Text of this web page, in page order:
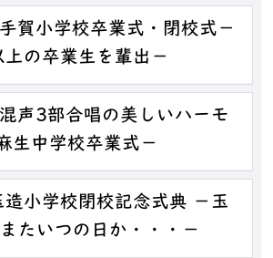
賀小学校卒業式・閉校式－
の卒業生を輩出－
声3部合唱の美しいハーモ
生中学校卒業式－
小学校閉校記念式典 －玉
たいつの日か・・・－